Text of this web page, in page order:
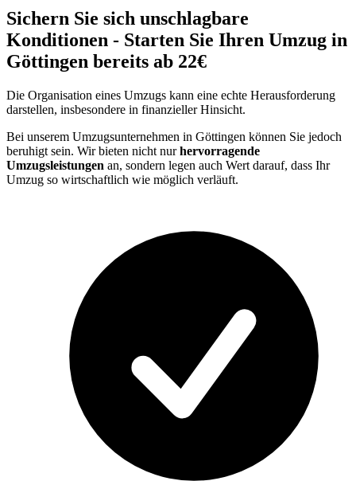
Sichern Sie sich unschlagbare
Konditionen - Starten Sie Ihren Umzug in
Göttingen bereits ab 22€
Die Organisation eines Umzugs kann eine echte Herausforderung
darstellen, insbesondere in finanzieller Hinsicht.
Bei unserem Umzugsunternehmen in Göttingen können Sie jedoch
beruhigt sein. Wir bieten nicht nurhervorragende
Umzugsleistungen an, sondern legen auch Wert darauf, dass Ihr
Umzug so wirtschaftlich wie möglich verläuft.